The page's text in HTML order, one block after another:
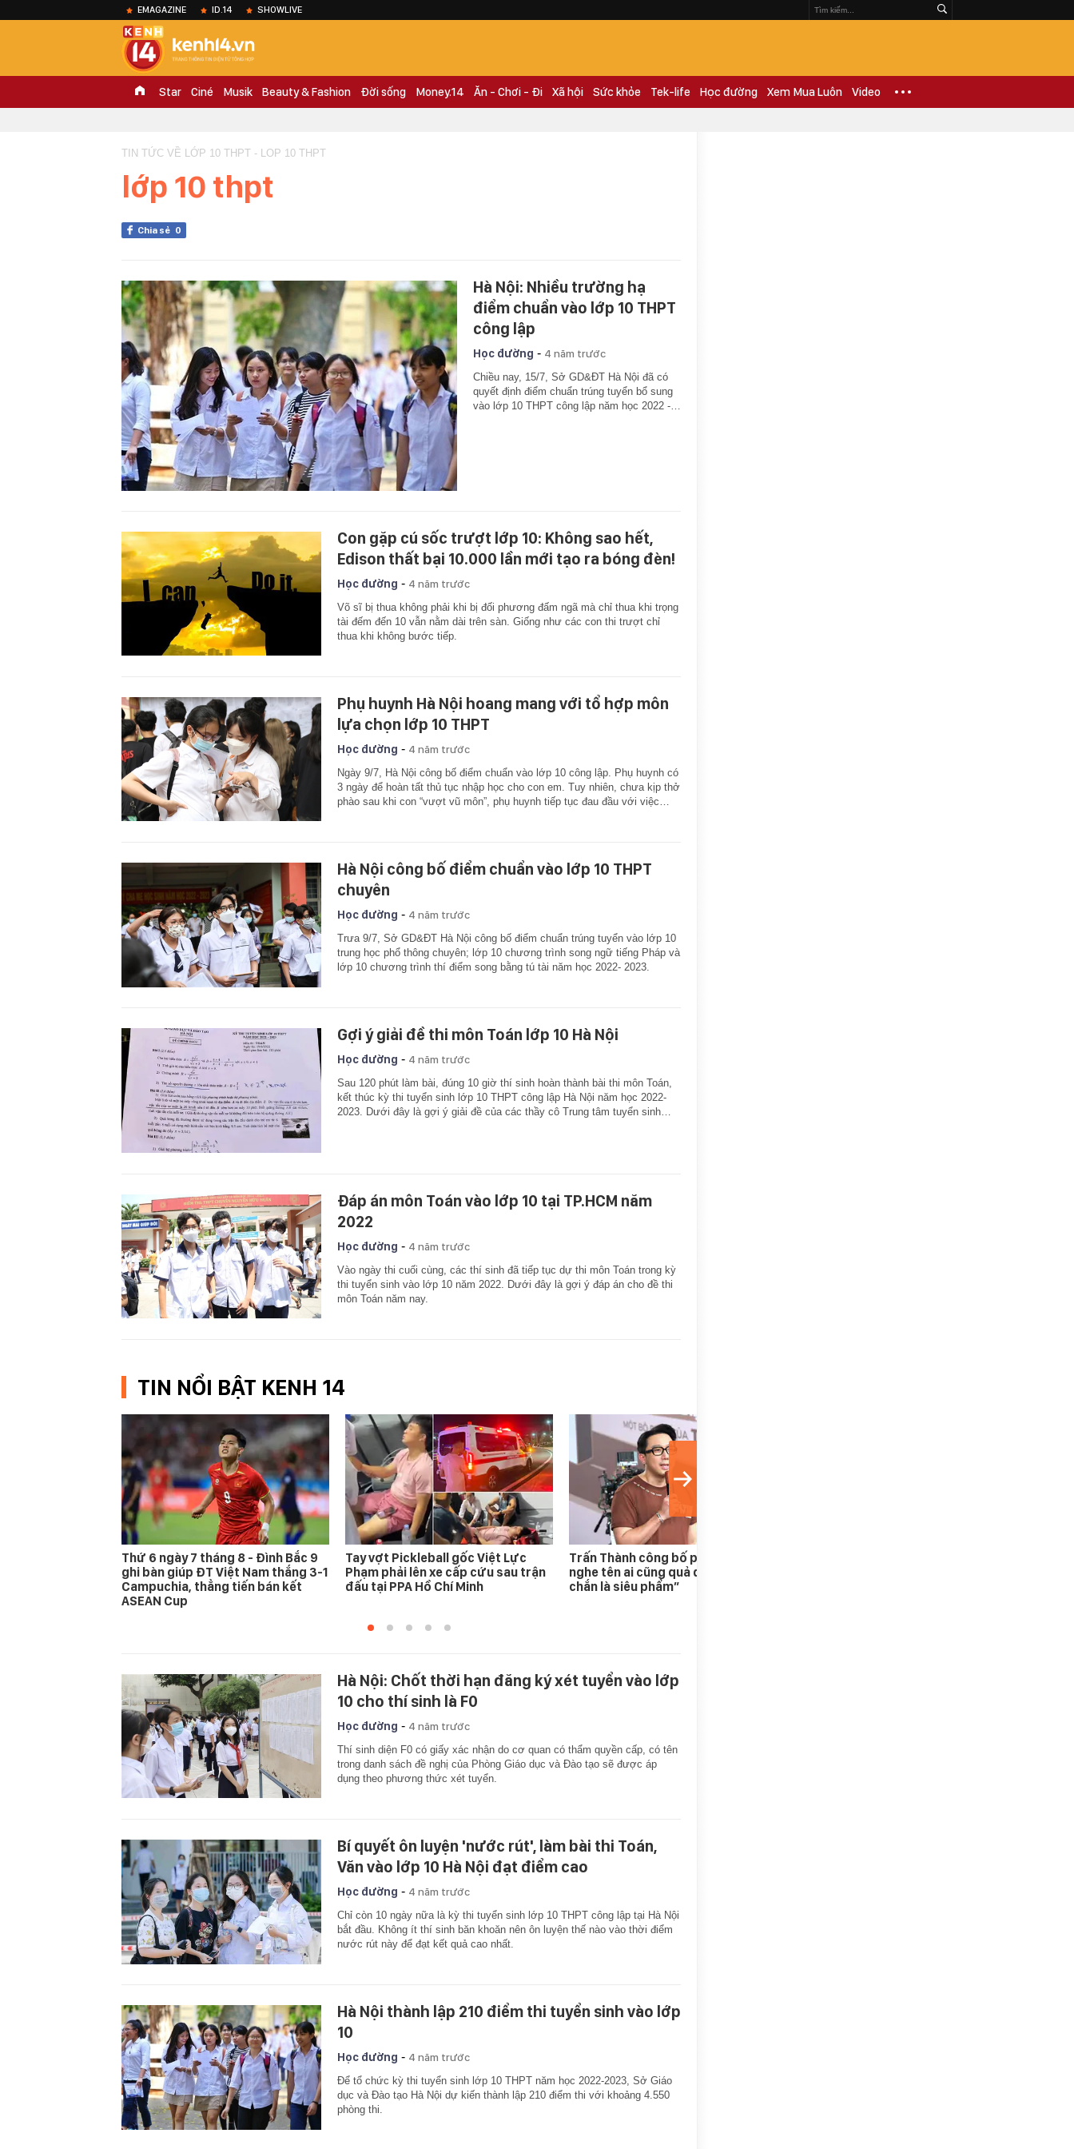
EMAGAZINE ID.14 SHOWLIVE
Star Ciné Musik Beauty & Fashion Đời sống Money.14 Ăn - Chơi - Đi Xã hội Sức khỏe Tek-life Học đường Xem Mua Luôn Video
TIN TỨC VỀ LỚP 10 THPT - LOP 10 THPT
lớp 10 thpt
Chia sẻ 0
Hà Nội: Nhiều trường hạ
điểm chuẩn vào lớp 10 THPT
công lập
Học đường - 4 năm trước
Chiều nay, 15/7, Sở GD&ĐT Hà Nội đã có
quyết định điểm chuẩn trúng tuyển bổ sung
vào lớp 10 THPT công lập năm học 2022 -…
Con gặp cú sốc trượt lớp 10: Không sao hết,
Edison thất bại 10.000 lần mới tạo ra bóng đèn!
Học đường - 4 năm trước
Võ sĩ bị thua không phải khi bị đối phương đấm ngã mà chỉ thua khi trọng
tài đếm đến 10 vẫn nằm dài trên sàn. Giống như các con thi trượt chỉ
thua khi không bước tiếp.
Phụ huynh Hà Nội hoang mang với tổ hợp môn
lựa chọn lớp 10 THPT
Học đường - 4 năm trước
Ngày 9/7, Hà Nội công bố điểm chuẩn vào lớp 10 công lập. Phụ huynh có
3 ngày để hoàn tất thủ tục nhập học cho con em. Tuy nhiên, chưa kịp thở
phào sau khi con “vượt vũ môn”, phụ huynh tiếp tục đau đầu với việc…
Hà Nội công bố điểm chuẩn vào lớp 10 THPT
chuyên
Học đường - 4 năm trước
Trưa 9/7, Sở GD&ĐT Hà Nội công bố điểm chuẩn trúng tuyển vào lớp 10
trung học phổ thông chuyên; lớp 10 chương trình song ngữ tiếng Pháp và
lớp 10 chương trình thí điểm song bằng tú tài năm học 2022- 2023.
Gợi ý giải đề thi môn Toán lớp 10 Hà Nội
Học đường - 4 năm trước
Sau 120 phút làm bài, đúng 10 giờ thí sinh hoàn thành bài thi môn Toán,
kết thúc kỳ thi tuyển sinh lớp 10 THPT công lập Hà Nội năm học 2022-
2023. Dưới đây là gợi ý giải đề của các thầy cô Trung tâm tuyển sinh…
Đáp án môn Toán vào lớp 10 tại TP.HCM năm
2022
Học đường - 4 năm trước
Vào ngày thi cuối cùng, các thí sinh đã tiếp tục dự thi môn Toán trong kỳ
thi tuyển sinh vào lớp 10 năm 2022. Dưới đây là gợi ý đáp án cho đề thi
môn Toán năm nay.
TIN NỔI BẬT KENH 14
Thứ 6 ngày 7 tháng 8 - Đình Bắc 9
ghi bàn giúp ĐT Việt Nam thắng 3-1
Campuchia, thẳng tiến bán kết
ASEAN Cup
Tay vợt Pickleball gốc Việt Lực
Phạm phải lên xe cấp cứu sau trận
đấu tại PPA Hồ Chí Minh
Trấn Thành công bố phim Tết 2027,
nghe tên ai cũng quả quyết “chắc
chắn là siêu phẩm”
Hà Nội: Chốt thời hạn đăng ký xét tuyển vào lớp
10 cho thí sinh là F0
Học đường - 4 năm trước
Thí sinh diện F0 có giấy xác nhận do cơ quan có thẩm quyền cấp, có tên
trong danh sách đề nghị của Phòng Giáo dục và Đào tạo sẽ được áp
dụng theo phương thức xét tuyển.
Bí quyết ôn luyện 'nước rút', làm bài thi Toán,
Văn vào lớp 10 Hà Nội đạt điểm cao
Học đường - 4 năm trước
Chỉ còn 10 ngày nữa là kỳ thi tuyển sinh lớp 10 THPT công lập tại Hà Nội
bắt đầu. Không ít thí sinh băn khoăn nên ôn luyện thế nào vào thời điểm
nước rút này để đạt kết quả cao nhất.
Hà Nội thành lập 210 điểm thi tuyển sinh vào lớp
10
Học đường - 4 năm trước
Để tổ chức kỳ thi tuyển sinh lớp 10 THPT năm học 2022-2023, Sở Giáo
dục và Đào tạo Hà Nội dự kiến thành lập 210 điểm thi với khoảng 4.550
phòng thi.